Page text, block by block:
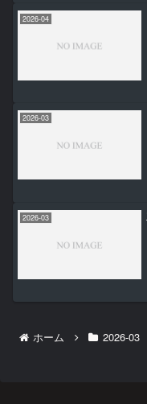
2026-04
2026-03
2026-03
ホーム 2026-03